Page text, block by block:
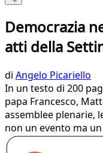
Democrazia
atti della
di Angelo Picariello
In un testo di 200
papa Francesco,
assemblee plenarie,
non un evento ma